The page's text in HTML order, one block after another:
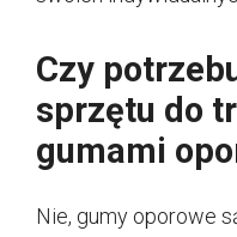
Czy
sprzętu do
gumami
Nie, gumy oporowe